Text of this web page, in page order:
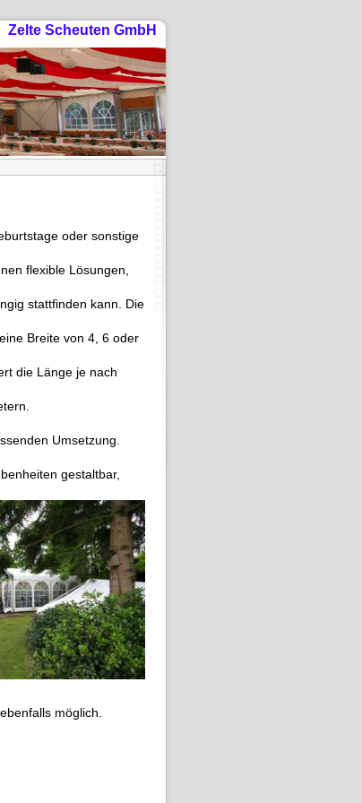
Zelte Scheuten GmbH
oder sonstige
flexible Lösungen,
stattfinden kann. Die
Breite von 4, 6 oder
die Länge je nach
Umsetzung.
gestaltbar,
möglich.